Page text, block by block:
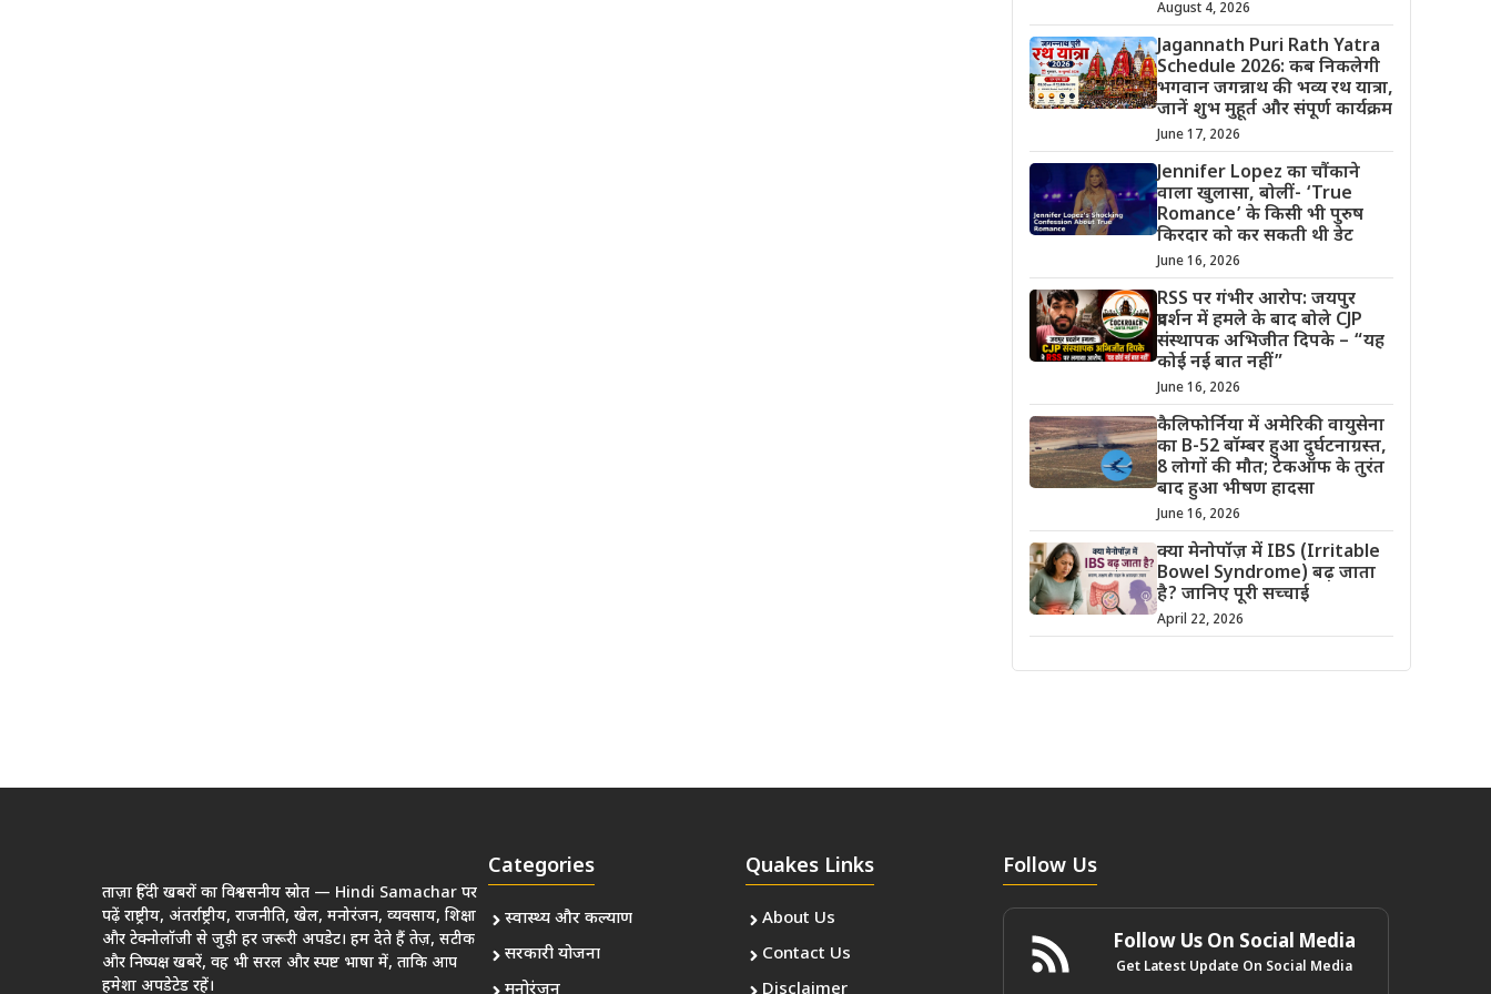
August 4, 2026
Jagannath Puri Rath Yatra
Schedule 2026: कब निकलेगी
भगवान जगन्नाथ की भव्य रथ यात्रा,
जानें शुभ मुहूर्त और संपूर्ण कार्यक्रम
June 17, 2026
Jennifer Lopez का चौंकाने
वाला खुलासा, बोलीं- ‘True
Romance’ के किसी भी पुरुष
किरदार को कर सकती थी डेट
June 16, 2026
RSS पर गंभीर आरोप: जयपुर
प्रदर्शन में हमले के बाद बोले CJP
संस्थापक अभिजीत दिपके – “यह
कोई नई बात नहीं”
June 16, 2026
कैलिफोर्निया में अमेरिकी वायुसेना
का B-52 बॉम्बर हुआ दुर्घटनाग्रस्त,
8 लोगों की मौत; टेकऑफ के तुरंत
बाद हुआ भीषण हादसा
June 16, 2026
क्या मेनोपॉज़ में IBS (Irritable
Bowel Syndrome) बढ़ जाता
है? जानिए पूरी सच्चाई
April 22, 2026
ताज़ा हिंदी खबरों का विश्वसनीय स्रोत — Hindi Samachar पर
पढ़ें राष्ट्रीय, अंतर्राष्ट्रीय, राजनीति, खेल, मनोरंजन, व्यवसाय, शिक्षा
और टेक्नोलॉजी से जुड़ी हर जरूरी अपडेट। हम देते हैं तेज़, सटीक
और निष्पक्ष खबरें, वह भी सरल और स्पष्ट भाषा में, ताकि आप
हमेशा अपडेटेड रहें।
Categories
स्वास्थ्य और कल्याण
सरकारी योजना
Quakes Links
About Us
Contact Us
Follow Us
Follow Us On Social Media
Get Latest Update On Social Media